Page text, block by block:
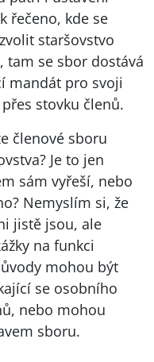
řečeno, kde se
staršovstvo
se sbor dostává
mandát pro svoji
stovku členů.
členové sboru
Je to jen
sám vyřeší, nebo
Nemyslím si, že
jistě jsou, ale
na funkci
mohou být
se osobního
nebo mohou
sboru.